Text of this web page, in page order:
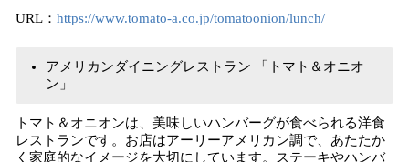
URL： https://www.tomato-a.co.jp/tomatoonion/lunch/
アメリカンダイニングレストラン 「トマト＆オニオ
ン」
トマト＆オニオンは、美味しいハンバーグが食べられる洋食
レストランです。お店はアーリーアメリカン調で、あたたか
く家庭的なイメージを大切にしています。ステーキやハンバ